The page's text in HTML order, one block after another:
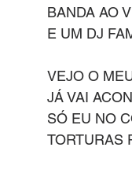
BANDA AO
E UM DJ
VEJO O
JÁ VAI
SÓ EU NO
TORTURAS